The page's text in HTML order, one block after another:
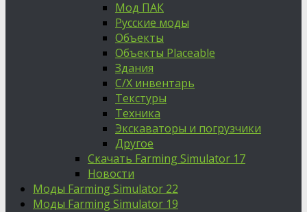
Мод ПАК
Русские моды
Объекты
Объекты Placeable
Здания
С/Х инвентарь
Текстуры
Техника
Экскаваторы и погрузчики
Другое
Скачать Farming Simulator 17
Новости
Моды Farming Simulator 22
Моды Farming Simulator 19